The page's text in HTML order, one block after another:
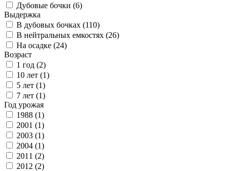
Дубовые бочки (6)
Выдержка
В дубовых бочках (110)
В нейтральных емкостях (26)
На осадке (24)
Возраст
1 год (2)
10 лет (1)
5 лет (1)
7 лет (1)
Год урожая
1988 (1)
2001 (1)
2003 (1)
2004 (1)
2011 (2)
2012 (2)